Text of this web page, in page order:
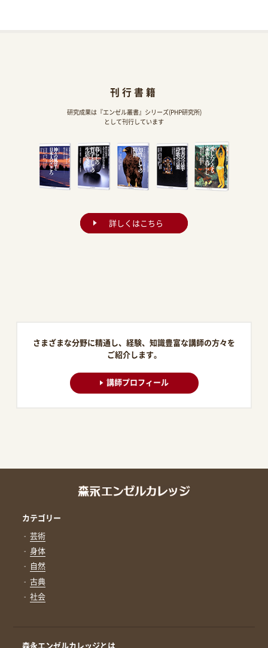
刊行書籍
研究成果は『エンゼル叢書』シリーズ(PHP研究所)
として刊行しています
詳しくはこちら
さまざまな分野に精通し、経験、知識豊富な講師の方々を
ご紹介します。
講師プロフィール
カテゴリー
芸術
身体
自然
古典
社会
森永エンゼルカレッジとは